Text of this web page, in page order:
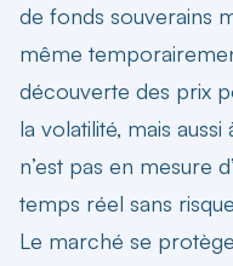
de fonds souverains
même
découverte des prix
la volatilité, mais
n’est pas en mesure
temps réel sans
Le marché se